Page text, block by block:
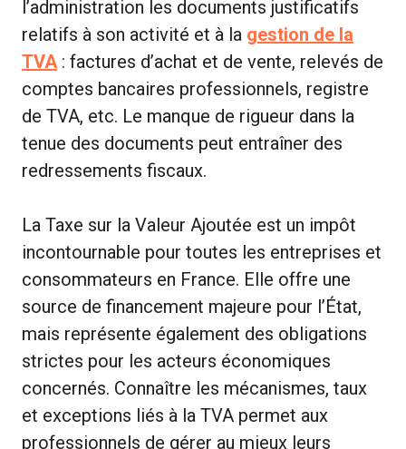
l’administration les documents justificatifs
relatifs à son activité et à la gestion de la
TVA : factures d’achat et de vente, relevés de
comptes bancaires professionnels, registre
de TVA, etc. Le manque de rigueur dans la
tenue des documents peut entraîner des
redressements fiscaux.
La Taxe sur la Valeur Ajoutée est un impôt
incontournable pour toutes les entreprises et
consommateurs en France. Elle offre une
source de financement majeure pour l’État,
mais représente également des obligations
strictes pour les acteurs économiques
concernés. Connaître les mécanismes, taux
et exceptions liés à la TVA permet aux
professionnels de gérer au mieux leurs